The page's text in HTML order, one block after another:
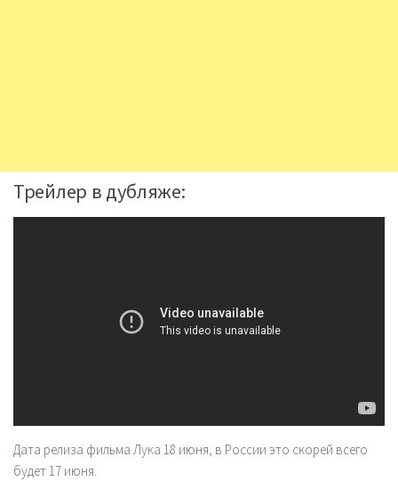
Трейлер в дубляже:
Дата релиза фильма Лука 18 июня, в России это скорей всего
будет 17 июня.